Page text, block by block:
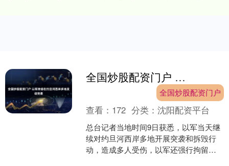
全国炒股配资门户 以军持续在约旦河西岸多地发动突袭
全国炒股配资门户
查看： 172 分类：沈阳配资平台
总台记者当地时间9日获悉，以军当天继
续对约旦河西岸多地开展突袭和拆毁行
动，造成多人受伤，以军还强行拘留了